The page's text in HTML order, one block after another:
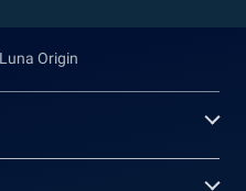
Luna Origin